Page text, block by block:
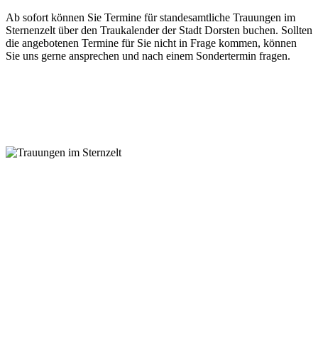
Ab sofort können Sie Termine für standesamtliche Trauungen im
Sternenzelt über den Traukalender der Stadt Dorsten buchen. Sollten
die angebotenen Termine für Sie nicht in Frage kommen, können
Sie uns gerne ansprechen und nach einem Sondertermin fragen.